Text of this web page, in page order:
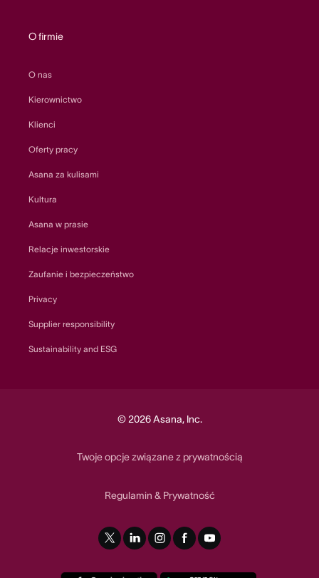
O firmie
O nas
Kierownictwo
Klienci
Oferty pracy
Asana za kulisami
Kultura
Asana w prasie
Relacje inwestorskie
Zaufanie i bezpieczeństwo
Privacy
Supplier responsibility
Sustainability and ESG
© 2026 Asana, Inc.
Twoje opcje związane z prywatnością
Regulamin & Prywatność